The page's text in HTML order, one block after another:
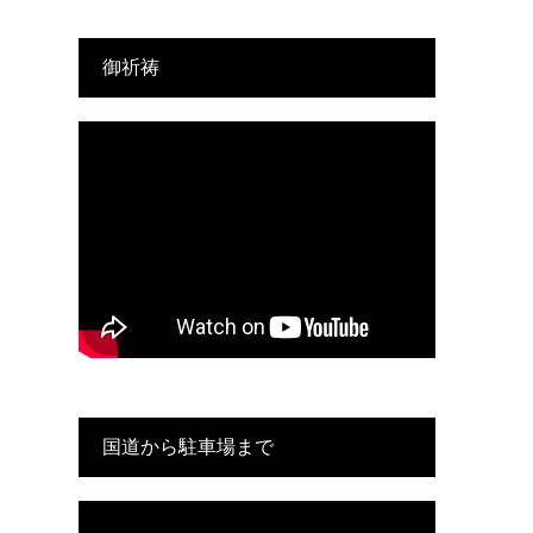
御祈祷
国道から駐車場まで